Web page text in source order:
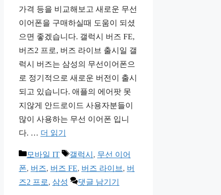
가격 등을 비교해보고 새로운 무선
이어폰을 구매하실때 도움이 되셨
으면 좋겠습니다. 갤럭시 버즈 FE,
버즈2 프로, 버즈 라이브 출시일 갤
럭시 버즈는 삼성의 무선이어폰으
로 정기적으로 새로운 버전이 출시
되고 있습니다. 애플의 에어팟 못
지않게 안드로이드 사용자분들이
많이 사용하는 무선 이어폰 입니
다. … 더 읽기
카
테
고
모바일 IT
태
그
갤럭시 , 무선 이어
폰, 버즈, 버즈 FE, 버즈 라이브 , 버
즈2 프로, 삼성 댓글 남기기